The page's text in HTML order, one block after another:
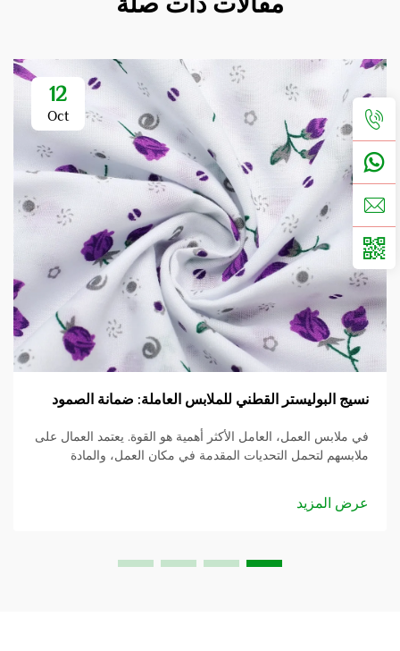
12
Oct
نسيج البوليستر القطني للملابس العاملة: ضمانة الصمود
في ملابس العمل، العامل الأكثر أهمية هو القوة. يعتمد العمال على
ملابسهم لتحمل التحديات المقدمة في مكان العمل، والمادة
عرض المزيد